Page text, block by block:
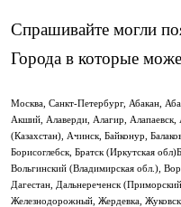
Спрашивайте могли
Города в которые
Москва, Санкт-Петербург, Абакан,
Акший, Алаверди, Алагир,
(Казахстан), Ачинск, Байконур,
Борисоглебск, Братск (Иркутская
Вольгинский (Владимирская обл.),
Дагестан, Дальнереченск
Железнодорожный, Жердевка,